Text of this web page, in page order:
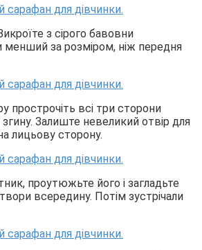
з сірого бавовни
менший за розміром, ніж передня
прострочіть всі три сторони
Залиште невеликий отвір для
лицьову сторону.
проутюжьте його і загладьте
всередину. Потім зустрічали